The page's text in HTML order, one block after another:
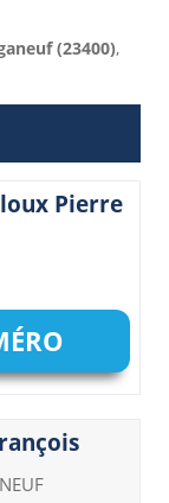
(23400),
Pierre